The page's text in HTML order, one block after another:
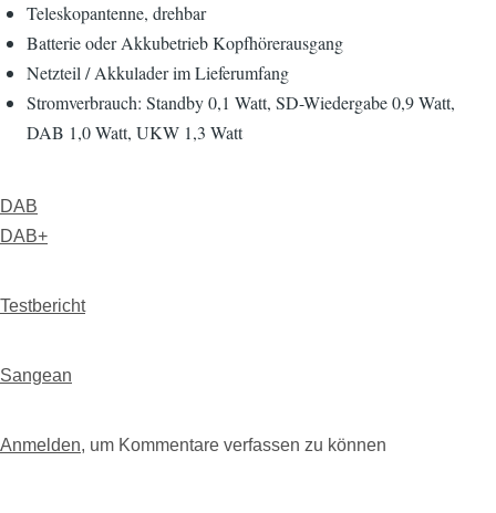
Teleskopantenne, drehbar
Batterie oder Akkubetrieb Kopfhörerausgang
Netzteil / Akkulader im Lieferumfang
Stromverbrauch: Standby 0,1 Watt, SD-Wiedergabe 0,9 Watt,
DAB 1,0 Watt, UKW 1,3 Watt
DAB
DAB+
Testbericht
Sangean
Anmelden, um Kommentare verfassen zu können